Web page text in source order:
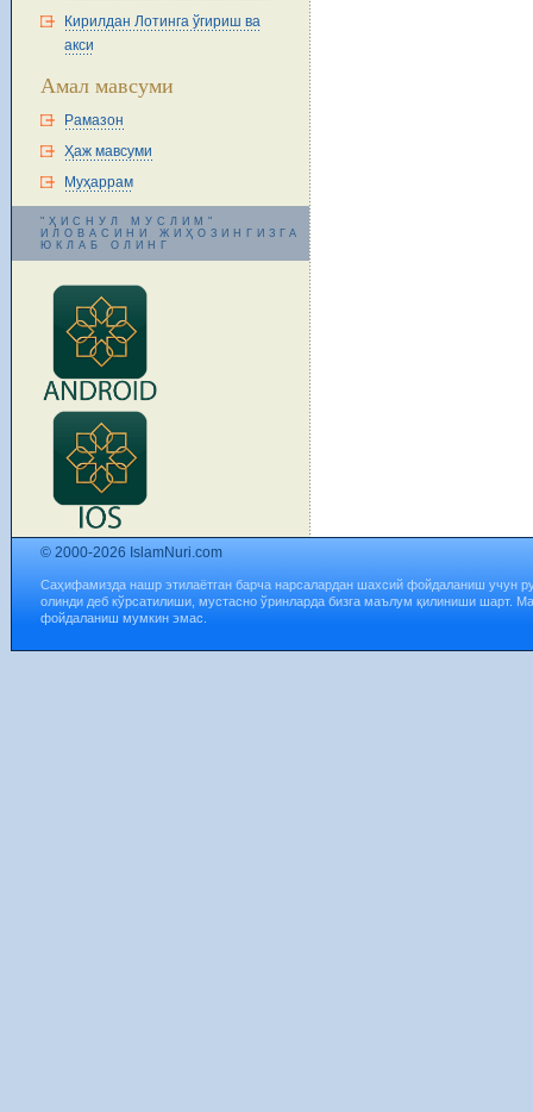
Кирилдан Лотинга ўгириш ва
акси
Амал мавсуми
Рамазон
Ҳаж мавсуми
Муҳаррам
"ҲИСНУЛ МУСЛИМ"
ИЛОВАСИНИ ЖИҲОЗИНГИЗГА
ЮКЛАБ ОЛИНГ
© 2000-2026 IslamNuri.com
Саҳифамизда нашр этилаётган барча нарсалардан шахсий фойдаланиш учун
олинди деб кўрсатилиши, мустасно ўринларда бизга маълум қилиниши шарт.
фойдаланиш мумкин эмас.